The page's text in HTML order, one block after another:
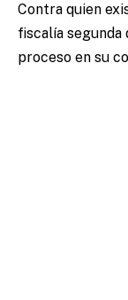
Contra quien
fiscalía segunda
proceso en su